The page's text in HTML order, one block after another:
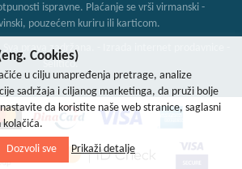
ispravne. Plaćanje se vrši virmanski -
pouzećem kuriru ili karticom.
prava zadržana. -
Selltico.
Cookies)
u cilju unapređenja pretrage, analize
sadržaja i ciljanog marketinga, da pruži bolje
da koristite naše web stranice, saglasni
kolačića.
Dozvoli sve Prikaži detalje